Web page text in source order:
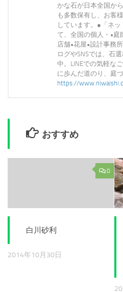
かな石が日本全国か
も多数保有し、お客
しています。●「ネ
て、全国の個人・•庭
店舗•花屋•設計事務
ログやSNSでは、石
中。LINEでの気軽な
に歩んだ道のり、庭
https://
おすすめ
0
白川砂利
2014年10月30日